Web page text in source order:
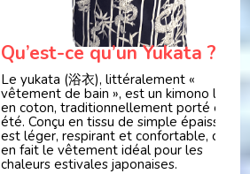
Qu’est-ce qu’un Yukata ?
Le yukata (浴衣), littéralement «
vêtement de bain », est un kimono léger
en coton, traditionnellement porté en
été. Conçu en tissu de simple épaisseur,
est léger, respirant et confortable, ce qui
en fait le vêtement idéal pour les
chaleurs estivales japonaises.